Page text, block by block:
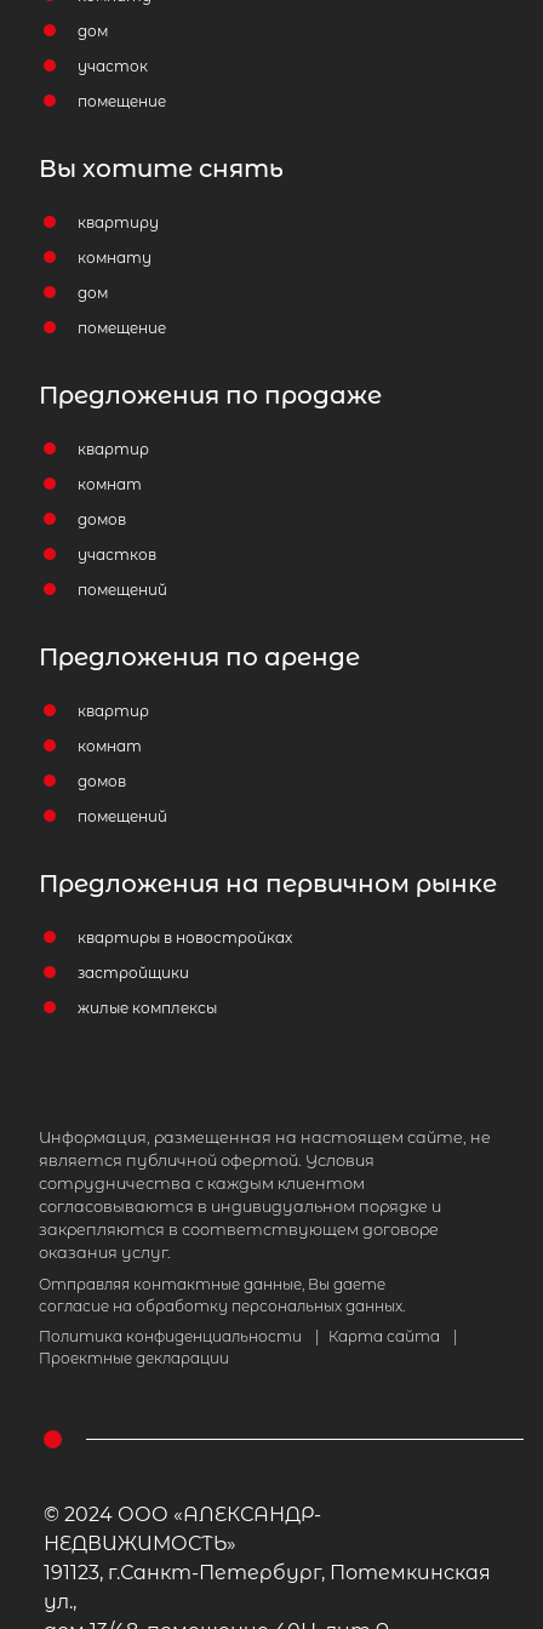
дом
участок
помещение
Вы хотите снять
квартиру
комнату
дом
помещение
Предложения по продаже
квартир
комнат
домов
участков
помещений
Предложения по аренде
квартир
комнат
домов
помещений
Предложения на первичном рынке
квартиры в новостройках
застройщики
жилые комплексы
Информация, размещенная на настоящем сайте, не
является публичной офертой. Условия
сотрудничества с каждым клиентом
согласовываются в индивидуальном порядке и
закрепляются в соответствующем договоре
оказания услуг.
Отправляя контактные данные, Вы даете
согласие на обработку персональных данных.
Политика конфиденциальности
Карта сайта
Проектные декларации
© 2024 ООО «АЛЕКСАНДР-
НЕДВИЖИМОСТЬ»
191123, г.Санкт-Петербург, Потемкинская
ул.,